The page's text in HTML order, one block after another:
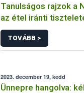
Tanulságos rajzok a
az étel iránti
nagyszüleiktől a
TOVÁBB >
2023. december 19, kedd
Ünnepre hangolva: